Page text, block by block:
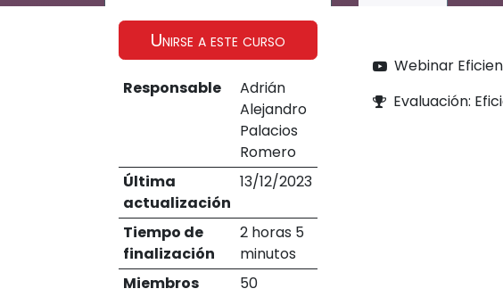
Unirse a este curso
Responsable
Adrián
Alejandro
Palacios
Romero
Última
actualización
13/12/2023
Tiempo de
finalización
2 horas 5
minutos
Miembros
50
Webinar
Evaluación: